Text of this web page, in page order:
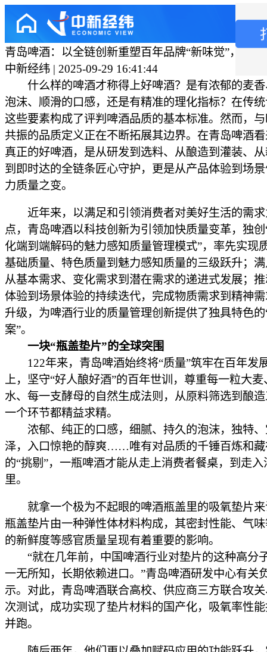
青岛啤酒：以全链创新重塑百年品牌“新味觉”，不止
中新经纬 | 2025-09-29 16:41:44
什么样的啤酒才称得上好啤酒？是有浓郁的麦香
泡沫、顺滑的口感，还是有精准的理化指标？在传
这些要素构成了评判啤酒品质的基本标准。然而，
共振的品质定义正在不断拓展其边界。在青岛啤酒
真正的好啤酒，是从研发到选料、从酿造到灌装、
到即时达的全链条匠心守护，更是从产品体验到场
力质量之变。
近年来，以满足和引领消费者对美好生活的需求
点，青岛啤酒以科技创新为引领加快质量变革，独
化端到端解码的魅力感知质量管理模式”，率先实现
基础质量、特色质量到魅力感知质量的三级跃升；
从基本需求、变化需求到潜在需求的递进式发展；
体验到场景体验的持续迭代，完成物质需求到精神
升级，为啤酒行业的质量管理创新提供了独具特色的
案”。
一块“瓶盖垫片”的全球突围
122年来，青岛啤酒始终将“质量”筑牢在百年发
上，坚守“好人酿好酒”的百年世训，尊重每一粒大
水、每一支酵母的自然生成法则，从原料筛选到酿
一个环节都精益求精。
浓郁、纯正的口感，细腻、持久的泡沫，独特、
泽，入口惊艳的醇爽……唯有对品质的千锤百炼和藏
的“挑剔”，一瓶啤酒才能从走上消费者餐桌，到走入
里。
就拿一个极为不起眼的啤酒瓶盖里的吸氧垫片来
瓶盖垫片由一种弹性体材料构成，其密封性能、气
的新鲜度等感官质量呈现有着重要的影响。
“就在几年前，中国啤酒行业对垫片的这种高分
一无所知，长期依赖进口。”青岛啤酒研发中心有关
示。对此，青岛啤酒联合高校、供应商三方联合攻
次测试，成功实现了垫片材料的国产化，吸氧率性
并跑。